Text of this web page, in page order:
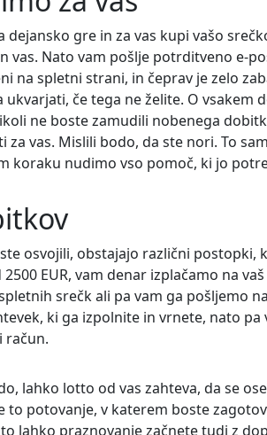
dejansko gre in za vas kupi vašo
vas. Nato vam pošlje potrditveno e-
na spletni strani, in čeprav je zelo
če tega ne želite. O vsakem
ne boste zamudili nobenega
vas. Mislili bodo, da ste nori. To
koraku nudimo vso pomoč, ki jo
osvojili, obstajajo različni postopki,
EUR, vam denar izplačamo na
srečk ali pa vam ga pošljemo
ki ga izpolnite in vrnete, nato
račun.
lahko lotto od vas zahteva, da se
to potovanje, v katerem boste
lahko praznovanje začnete tudi z